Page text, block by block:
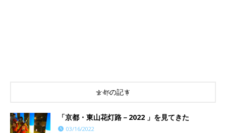
京都の記事
「京都・東山花灯路－2022 」を見てきた
03/16/2022